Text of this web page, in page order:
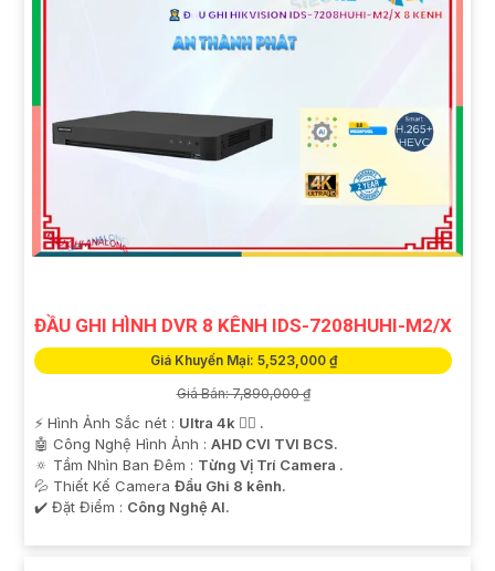
ĐẦU GHI HÌNH DVR 8 KÊNH IDS-7208HUHI-M2/X
Giá Khuyến Mại: 5,523,000 ₫
Giá Bán: 7,890,000 ₫
️⚡ Hình Ảnh Sắc nét : Ultra 4k 👍🏾 .
🤖️ Công Nghệ Hình Ảnh : AHD CVI TVI BCS.
🔅 Tầm Nhìn Ban Đêm : Từng Vị Trí Camera .
💦 Thiết Kế Camera Đầu Ghi 8 kênh.
️✔️ Đặt Điểm : Công Nghệ AI.